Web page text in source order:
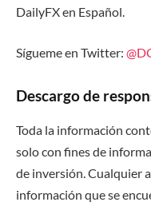
DailyFX en Español.
Sígueme en Twitter:
Descargo de
Toda la información
solo con fines de
de inversión. Cualquier
información que se